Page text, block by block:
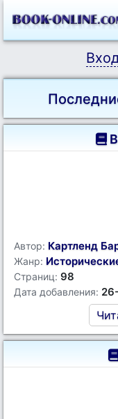
Автор: Картленд
Жанр:
Страниц: 98
Дата добавления: